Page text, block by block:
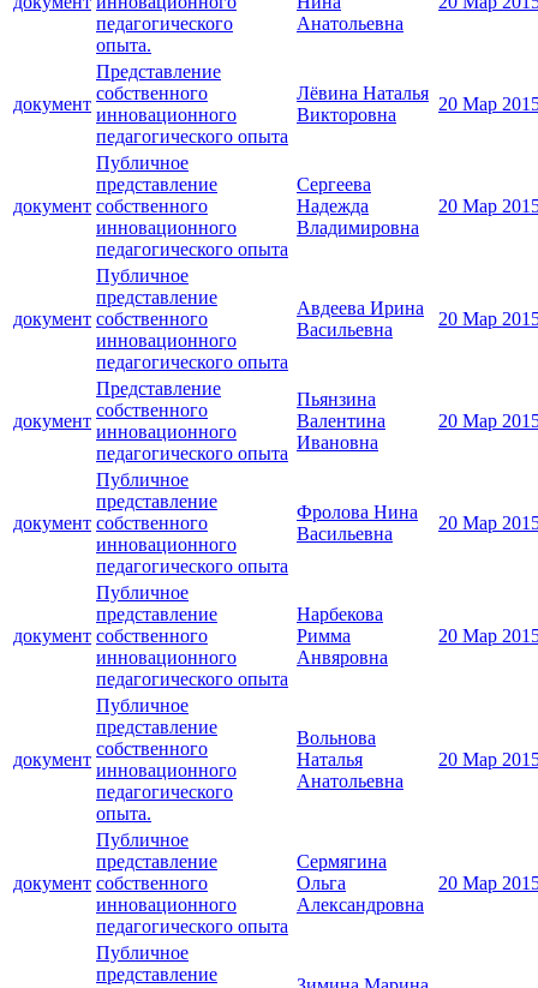
педагогического
опыта.
Анатольевна
документ
Представление
собственного
инновационного
педагогического опыта
Лёвина Наталья
Викторовна
20 Мар
документ
Публичное
представление
собственного
инновационного
педагогического опыта
Сергеева
Надежда
Владимировна
20 Мар
документ
Публичное
представление
собственного
инновационного
педагогического опыта
Авдеева Ирина
Васильевна
20 Мар
документ
Представление
собственного
инновационного
педагогического опыта
Пьянзина
Валентина
Ивановна
20 Мар
документ
Публичное
представление
собственного
инновационного
педагогического опыта
Фролова Нина
Васильевна
20 Мар
документ
Публичное
представление
собственного
инновационного
педагогического опыта
Нарбекова
Римма
Анвяровна
20 Мар
документ
Публичное
представление
собственного
инновационного
педагогического
опыта.
Вольнова
Наталья
Анатольевна
20 Мар
документ
Публичное
представление
собственного
инновационного
педагогического опыта
Сермягина
Ольга
Александровна
20 Мар
Публичное
представление